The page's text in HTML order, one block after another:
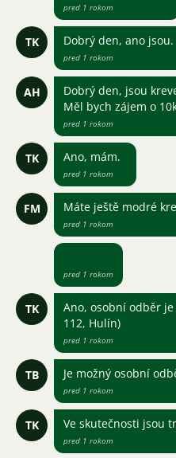
pred 1 rokom
TK Dobrý den, ano jsou.
pred 1 rokom
AH
Dobrý den, jsou
Měl bych zájem o
pred 1 rokom
TK Ano, mám.
pred 1 rokom
FM Máte ještě modré
pred 1 rokom
pred 1 rokom
TK
Ano, osobní odběr
112, Hulín)
pred 1 rokom
TB Je možný osobní
pred 1 rokom
TK Ve skutečnosti jsou
pred 1 rokom